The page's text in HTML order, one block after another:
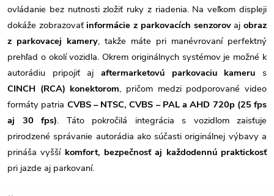
ovládanie bez nutnosti zložiť ruky z riadenia. Na veľkom displeji
dokáže zobrazovaťinformácie z parkovacích senzorovajobraz
z parkovacej kamery, takže máte pri manévrovaní perfektný
prehľad o okolí vozidla. Okrem originálnych systémov je možné k
autorádiu pripojiť aj aftermarketovú parkovaciu kameru s
CINCH (RCA) konektorom, pričom medzi podporované video
formáty patria CVBS – NTSC, CVBS – PAL a AHD 720p (25 fps
aj 30 fps). Táto pokročilá integrácia s vozidlom zaisťuje
prirodzené správanie autorádia ako súčasti originálnej výbavy a
prináša vyšší komfort, bezpečnosť aj každodennú praktickosť
pri jazde aj parkovaní.